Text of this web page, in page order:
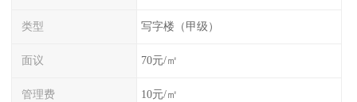
类型 写字楼（甲级）
面议 70元/㎡
管理费 10元/㎡